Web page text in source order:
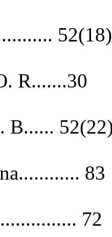
52(18)
R.......30
B......
83
72